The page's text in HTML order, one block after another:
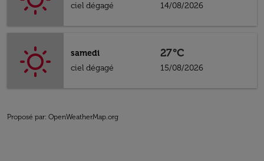
ciel dégagé
14/08/2026
samedi
ciel dégagé
27°C
15/08/2026
Proposé par: OpenWeatherMap.org